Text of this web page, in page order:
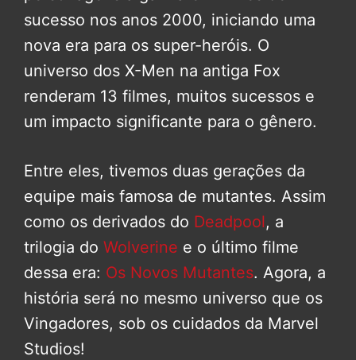
sucesso nos anos 2000, iniciando uma
nova era para os super-heróis. O
universo dos X-Men na antiga Fox
renderam 13 filmes, muitos sucessos e
um impacto significante para o gênero.
Entre eles, tivemos duas gerações da
equipe mais famosa de mutantes. Assim
como os derivados do Deadpool, a
trilogia do Wolverine e o último filme
dessa era: Os Novos Mutantes. Agora, a
história será no mesmo universo que os
Vingadores, sob os cuidados da Marvel
Studios!